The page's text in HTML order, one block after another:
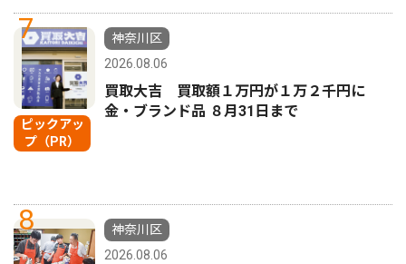
7
ピックアッ
プ（PR）
神奈川区
2026.08.06
買取大吉 買取額１万円が１万２千円に
金・ブランド品 ８月31日まで
8
神奈川区
2026.08.06